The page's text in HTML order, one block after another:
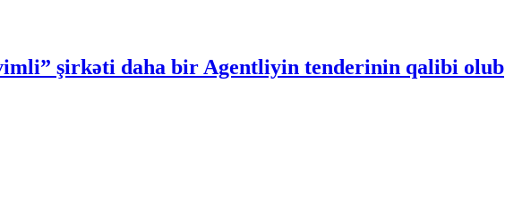
şirkəti daha bir Agentliyin tenderinin qalibi olub